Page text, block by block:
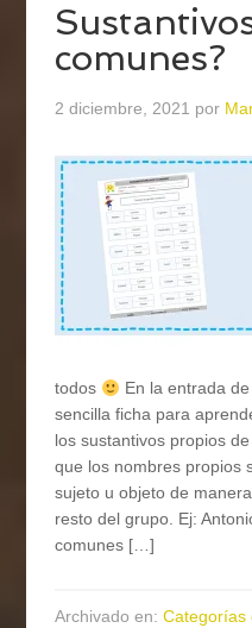
comunes?
2 diciembre, 2021 por
todos
En la entrada
sencilla ficha para
los sustantivos propios
que los nombres propios
sujeto u objeto de
resto del grupo. Ej:
comunes […]
Archivado en:Categorías